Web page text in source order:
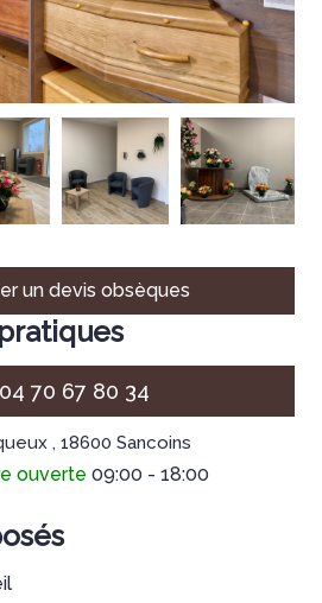
un devis obsèques
04 70 67 80 34
, 18600 Sancoins
ouverte 09:00 - 18:00